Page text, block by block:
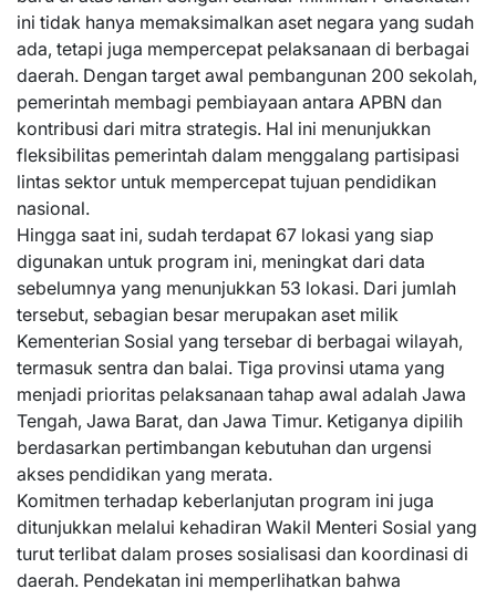
ini tidak hanya memaksimalkan aset negara yang sudah
ada, tetapi juga mempercepat pelaksanaan di berbagai
daerah. Dengan target awal pembangunan 200 sekolah,
pemerintah membagi pembiayaan antara APBN dan
kontribusi dari mitra strategis. Hal ini menunjukkan
fleksibilitas pemerintah dalam menggalang partisipasi
lintas sektor untuk mempercepat tujuan pendidikan
nasional.
Hingga saat ini, sudah terdapat 67 lokasi yang siap
digunakan untuk program ini, meningkat dari data
sebelumnya yang menunjukkan 53 lokasi. Dari jumlah
tersebut, sebagian besar merupakan aset milik
Kementerian Sosial yang tersebar di berbagai wilayah,
termasuk sentra dan balai. Tiga provinsi utama yang
menjadi prioritas pelaksanaan tahap awal adalah Jawa
Tengah, Jawa Barat, dan Jawa Timur. Ketiganya dipilih
berdasarkan pertimbangan kebutuhan dan urgensi
akses pendidikan yang merata.
Komitmen terhadap keberlanjutan program ini juga
ditunjukkan melalui kehadiran Wakil Menteri Sosial yang
turut terlibat dalam proses sosialisasi dan koordinasi di
daerah. Pendekatan ini memperlihatkan bahwa